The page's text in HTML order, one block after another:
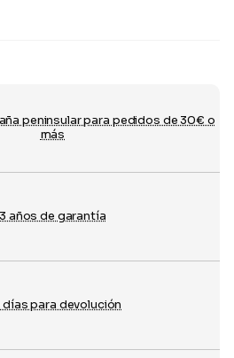
peninsular para pedidos de 30€ o
más
3 años de garantía
para devolución